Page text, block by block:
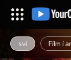
svi Film i